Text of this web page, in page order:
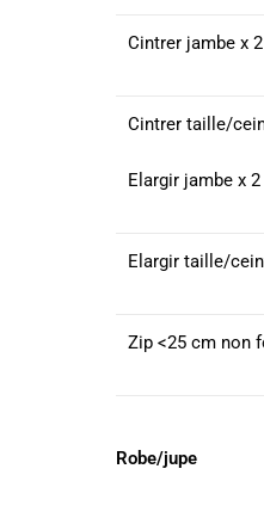
Cintrer jambe x 2
Cintrer taille/
Elargir jambe x 2
Elargir taille/
Zip <25 cm non
Robe/jupe